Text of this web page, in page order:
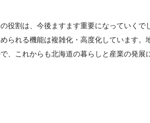
役割は、今後ますます重要になっていくで
られる機能は複雑化・高度化しています。
、これからも北海道の暮らしと産業の発展